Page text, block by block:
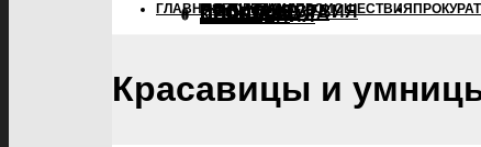
ГЛАВНАЯПОЛИТИКАПРОИСШЕСТВИЯ
ПОЛИТИКА
ПРОИСШЕСТВИЯ
ПРОКУРАТУРА
СПОРТ
КУЛЬТУРА
ПОСЕЛЕНИЯ
Красавицы и